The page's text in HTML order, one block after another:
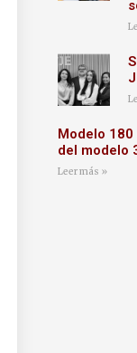
Modelo
del modelo
Leer más »